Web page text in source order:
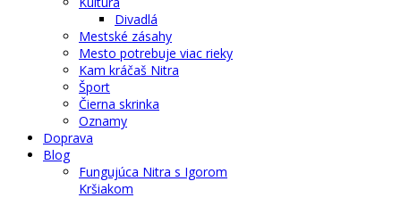
Divadlá
Mestské zásahy
Mesto potrebuje viac rieky
Kam kráčaš Nitra
Šport
Čierna skrinka
Oznamy
Doprava
Blog
Fungujúca Nitra s Igorom
Kršiakom